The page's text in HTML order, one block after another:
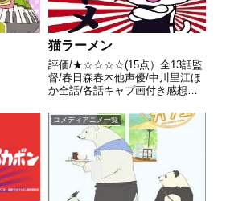
猫ラーメン
評価/★☆☆☆☆(15点）全13話監
督/春日森春木他声優/中川里江ほ
か全話/各話キャプ画付き感想は
田中さんがある日入ったラーメン
屋は、なんと猫が作る「猫ラーメ
ン」だった。人間語を話し「大
将」と呼ばれる猫の店主と...
コメディアニメ一覧